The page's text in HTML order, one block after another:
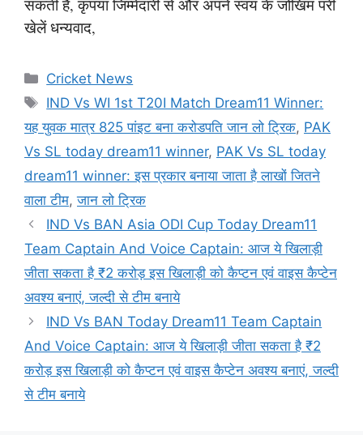
सकती है, कृपया जिम्मेदारी से और अपने स्वयं के जोखिम परी
खेलें धन्यवाद,
Categories
Cricket News
Tags
IND Vs WI 1st T20I Match Dream11 Winner:
यह युवक मात्र 825 पांइट बना करोडपति जान लो ट्रिक, PAK
Vs SL today dream11 winner, PAK Vs SL today
dream11 winner: इस प्रकार बनाया जाता है लाखों जितने
वाला टीम,जान लो ट्रिक
IND Vs BAN Asia ODI Cup Today Dream11
Team Captain And Voice Captain: आज ये खिलाड़ी
जीता सकता है ₹2 करोड़ इस खिलाड़ी को कैप्टन एवं वाइस कैप्टेन
अवश्य बनाएं, जल्दी से टीम बनाये
IND Vs BAN Today Dream11 Team Captain
And Voice Captain: आज ये खिलाड़ी जीता सकता है ₹2
करोड़ इस खिलाड़ी को कैप्टन एवं वाइस कैप्टेन अवश्य बनाएं, जल्दी
से टीम बनाये